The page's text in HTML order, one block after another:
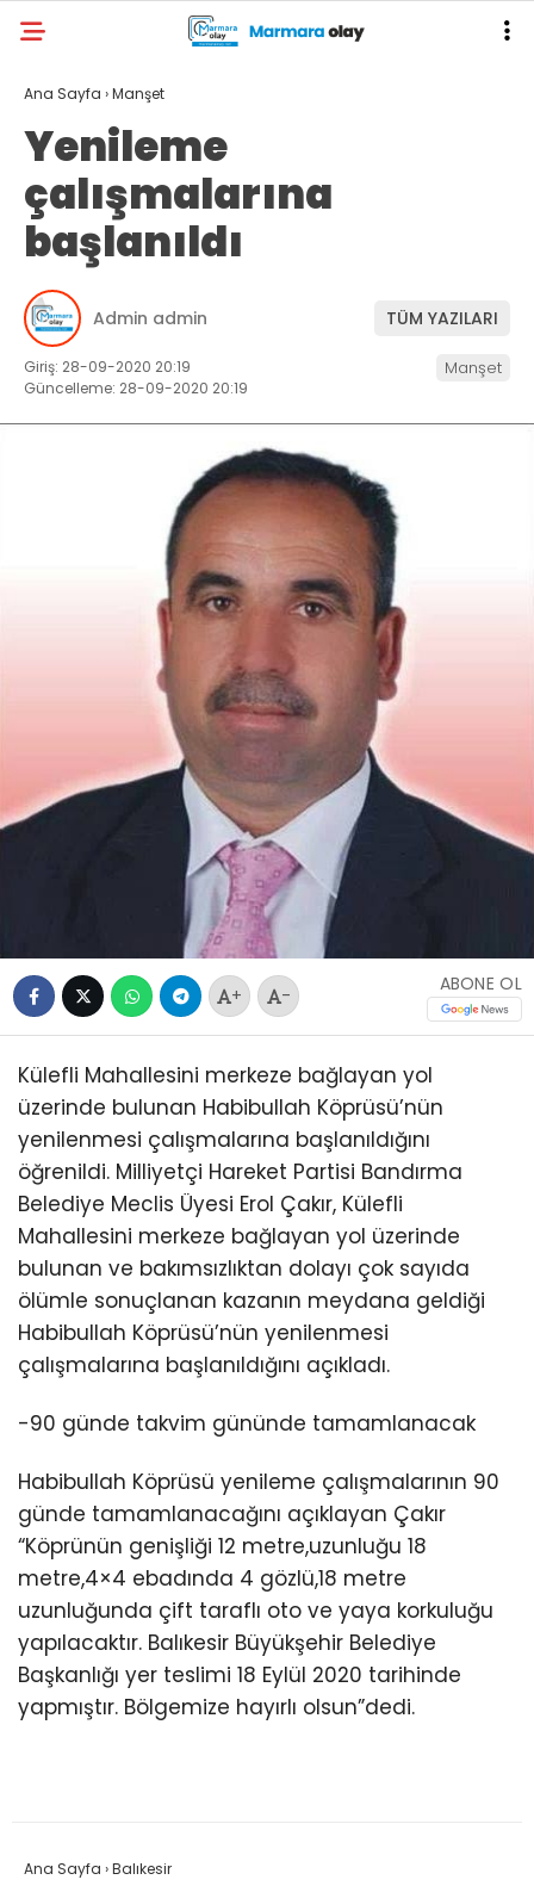
Ana Sayfa ›Manşet
Yenileme
çalışmalarına
başlanıldı
Admin admin TÜM YAZILARI
Giriş: 28-09-2020 20:19
Güncelleme: 28-09-2020 20:19
Manşet
+ -
ABONE OL
Külefli Mahallesini merkeze bağlayan yol
üzerinde bulunan Habibullah Köprüsü’nün
yenilenmesi çalışmalarına başlanıldığını
öğrenildi. Milliyetçi Hareket Partisi Bandırma
Belediye Meclis Üyesi Erol Çakır, Külefli
Mahallesini merkeze bağlayan yol üzerinde
bulunan ve bakımsızlıktan dolayı çok sayıda
ölümle sonuçlanan kazanın meydana geldiği
Habibullah Köprüsü’nün yenilenmesi
çalışmalarına başlanıldığını açıkladı.
-90 günde takvim gününde tamamlanacak
Habibullah Köprüsü yenileme çalışmalarının 90
günde tamamlanacağını açıklayan Çakır
“Köprünün genişliği 12 metre,uzunluğu 18
metre,4×4 ebadında 4 gözlü,18 metre
uzunluğunda çift taraflı oto ve yaya korkuluğu
yapılacaktır. Balıkesir Büyükşehir Belediye
Başkanlığı yer teslimi 18 Eylül 2020 tarihinde
yapmıştır. Bölgemize hayırlı olsun”dedi.
Ana Sayfa ›Balıkesir